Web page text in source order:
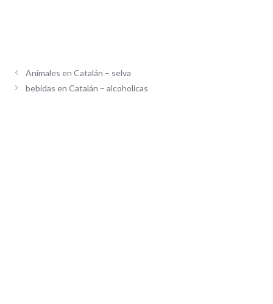
Animales en Catalán – selva
bebidas en Catalán – alcoholicas